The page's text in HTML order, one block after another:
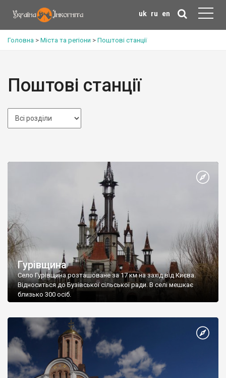
uk ru en
Головна > Міста та регіони > Поштові станції
Поштові станції
Гурівщина
Село Гурівщина розташоване за 17 км на захід від Києва.
Відноситься до Бузівської сільської ради. В селі мешкає
близько 300 осіб.